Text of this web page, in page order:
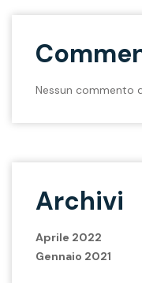
Nessun commento
Archivi
Aprile 2022
Gennaio 2021